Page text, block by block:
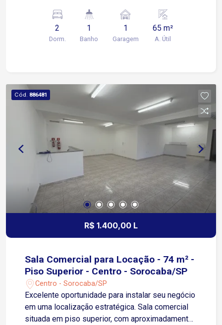
Itavuvu/Ipanema Rua tranquila
2
Dorm.
1
Banho
1
Garagem
65 m²
A. Útil
Cód. 886481
R$ 1.400,00 L
Sala Comercial para Locação - 74 m² -
Piso Superior - Centro - Sorocaba/SP
Centro - Sorocaba/SP
Excelente oportunidade para instalar seu negócio
em uma localização estratégica. Sala comercial
situada em piso superior, com aproximadamente